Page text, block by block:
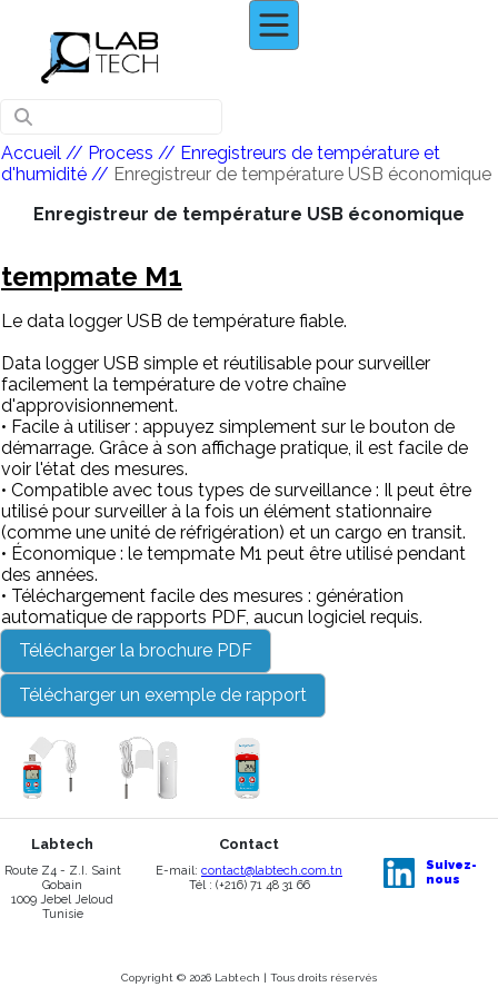
Accueil // Process // Enregistreurs de température et
d'humidité // Enregistreur de température USB économique
Enregistreur de température USB économique
tempmate M1
Le data logger USB de température fiable.
Data logger USB simple et réutilisable pour surveiller
facilement la température de votre chaîne
d'approvisionnement.
• Facile à utiliser : appuyez simplement sur le bouton de
démarrage. Grâce à son affichage pratique, il est facile de
voir l'état des mesures.
• Compatible avec tous types de surveillance : Il peut être
utilisé pour surveiller à la fois un élément stationnaire
(comme une unité de réfrigération) et un cargo en transit.
• Économique : le tempmate M1 peut être utilisé pendant
des années.
• Téléchargement facile des mesures : génération
automatique de rapports PDF, aucun logiciel requis.
Télécharger la brochure PDF
Télécharger un exemple de rapport
Labtech
Route Z4 - Z.I. Saint
Gobain
1009 Jebel Jeloud
Tunisie
Contact
E-mail: contact@labtech.com.tn
Tél : (+216) 71 48 31 66
Suivez-
nous
Copyright © 2026 Labtech | Tous droits réservés